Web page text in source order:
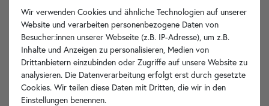
Produktdetails
Artikelbeschreibung
Hersteller-Info
Wir verwenden Cookies und ähnliche Technologien auf unserer
Website und verarbeiten personenbezogene Daten von
Besucher:innen unserer Webseite (z.B. IP-Adresse), um z.B.
Inhalte und Anzeigen zu personalisieren, Medien von
Drittanbietern einzubinden oder Zugriffe auf unsere Website zu
analysieren. Die Datenverarbeitung erfolgt erst durch gesetzte
Cookies. Wir teilen diese Daten mit Dritten, die wir in den
Einstellungen benennen.